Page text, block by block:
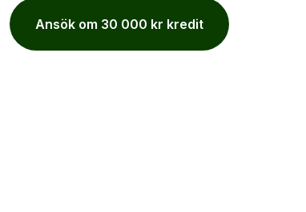
Ansök om 30 000 kr kredit